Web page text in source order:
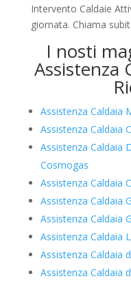
Intervento Caldaie
giornata. Chiama
I nosti
Assistenza
Assistenza Caldaia
Assistenza Caldaia
Assistenza Caldaia
Cosmogas
Assistenza Caldaia
Assistenza Caldaia
Assistenza Caldaia
Assistenza Caldaia
Assistenza Caldaia
Assistenza Caldaia